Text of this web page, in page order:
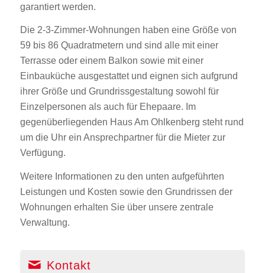
garantiert werden.
Die 2-3-Zimmer-Wohnungen haben eine Größe von
59 bis 86 Quadratmetern und sind alle mit einer
Terrasse oder einem Balkon sowie mit einer
Einbauküche ausgestattet und eignen sich aufgrund
ihrer Größe und Grundrissgestaltung sowohl für
Einzelpersonen als auch für Ehepaare. Im
gegenüberliegenden Haus Am Ohlkenberg steht rund
um die Uhr ein Ansprechpartner für die Mieter zur
Verfügung.
Weitere Informationen zu den unten aufgeführten
Leistungen und Kosten sowie den Grundrissen der
Wohnungen erhalten Sie über unsere zentrale
Verwaltung.
Kontakt